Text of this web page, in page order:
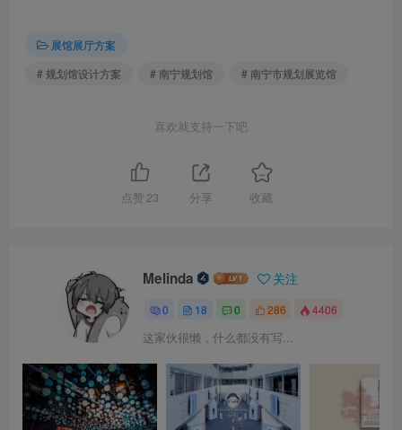
展馆展厅方案
# 规划馆设计方案
# 南宁规划馆 # 南宁市规划展览馆
喜欢就支持一下吧
点赞 23 分享 收藏
Melinda 关注
0 18 0 286 4406
这家伙很懒，什么都没有写...